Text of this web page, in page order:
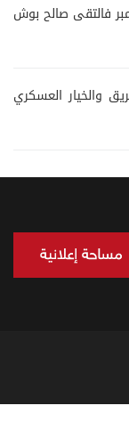
فالتقى صالح بوش
والخيار العسكري